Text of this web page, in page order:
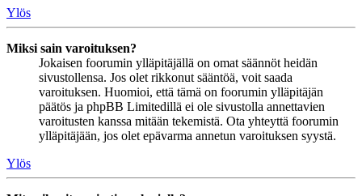
Ylös
Miksi sain varoituksen?
Jokaisen foorumin ylläpitäjällä on omat säännöt heidän
sivustollensa. Jos olet rikkonut sääntöä, voit saada
varoituksen. Huomioi, että tämä on foorumin ylläpitäjän
päätös ja phpBB Limitedillä ei ole sivustolla annettavien
varoitusten kanssa mitään tekemistä. Ota yhteyttä foorumin
ylläpitäjään, jos olet epävarma annetun varoituksen syystä.
Ylös